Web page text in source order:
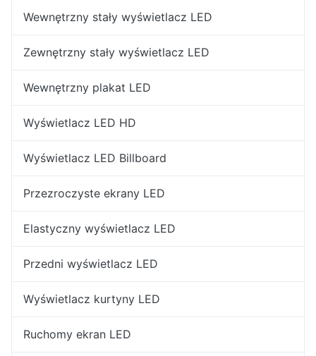
Wewnętrzny stały wyświetlacz LED
Zewnętrzny stały wyświetlacz LED
Wewnętrzny plakat LED
Wyświetlacz LED HD
Wyświetlacz LED Billboard
Przezroczyste ekrany LED
Elastyczny wyświetlacz LED
Przedni wyświetlacz LED
Wyświetlacz kurtyny LED
Ruchomy ekran LED